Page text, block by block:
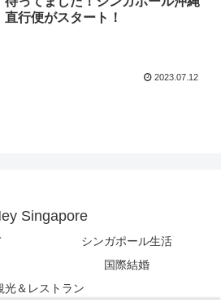
直行便がスタート！
2023.07.12
Singapore
シンガポール生活
国際結婚
光＆レストラン